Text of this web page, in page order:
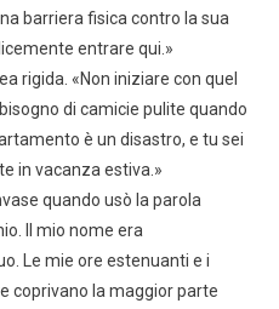
barriera fisica contro la sua
entrare qui.»
rigida. «Non iniziare con quel
di camicie pulite quando
è un disastro, e tu sei
in vacanza estiva.»
quando usò la parola
Il mio nome era
Le mie ore estenuanti e i
coprivano la maggior parte